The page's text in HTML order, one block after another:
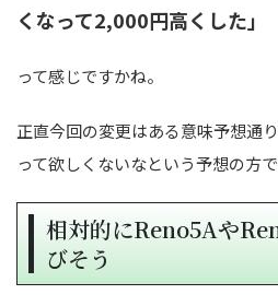
くなって2,000円高くした」
って感じですかね。
正直今回の変更はある意味予想通
って欲しくないなという予想の方
相対的にReno5Aや
びそう